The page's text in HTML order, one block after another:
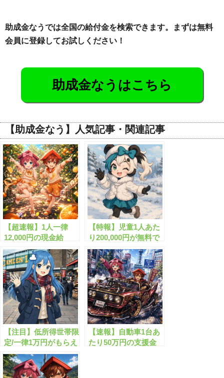
助成金なうでは全国の給付金を検索できます。まずは無料
会員に登録してお試しください！
助成金なうはこちら
【助成金なう】人気記事・関連記事
【超速報】1人一律
12,000円の現金給
付！”くらし応援給付
金”がついにスタート
【特報】児童1人あた
り200,000円が無料で
もらえます！
【注目】低所得世帯限
定/一律1万円がもらえ
る物価高騰対策給付
金！
【速報】自動車1台あ
たり50万円の支援金